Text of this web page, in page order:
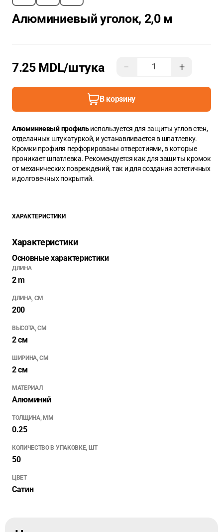
Алюминиевый уголок, 2,0 м
7.25 MDL/штука − +
В корзину
Алюминиевый профильиспользуется для защиты углов стен,
отделанных штукатуркой, и устанавливается в шпатлевку.
Кромки профиля перфорированы отверстиями, в которые
проникает шпатлевка. Рекомендуется как для защиты кромок
от механических повреждений, так и для создания эстетичных
и долговечных покрытий.
ХАРАКТЕРИСТИКИ
Характеристики
Основные характеристики
ДЛИНА
2 m
ДЛИНА, СМ
200
ВЫСОТА, СМ
2 см
ШИРИНА, СМ
2 см
МАТЕРИАЛ
Алюминий
ТОЛЩИНА, ММ
0.25
КОЛИЧЕСТВО В УПАКОВКЕ, ШТ
50
ЦВЕТ
Сатин